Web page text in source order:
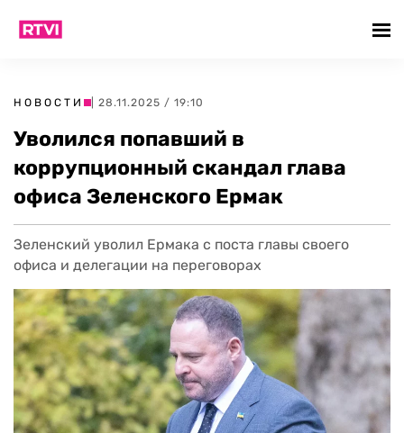
НОВОСТИ | 28.11.2025 / 19:10
Уволился попавший в
коррупционный скандал глава
офиса Зеленского Ермак
Зеленский уволил Ермака с поста главы своего
офиса и делегации на переговорах